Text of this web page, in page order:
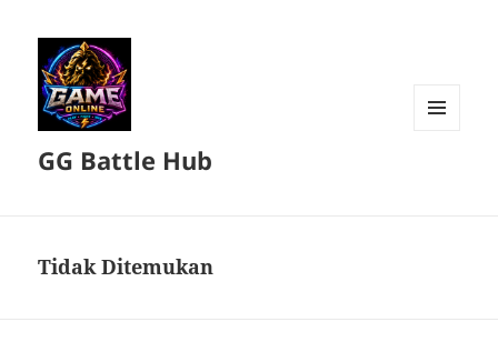
GG Battle Hub
Tidak Ditemukan